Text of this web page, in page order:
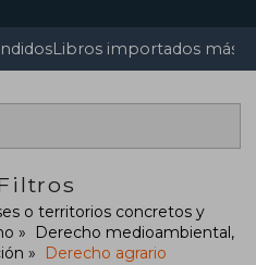
Libros importados más
o territorios concretos y
Derecho medioambiental,
Derecho agrario